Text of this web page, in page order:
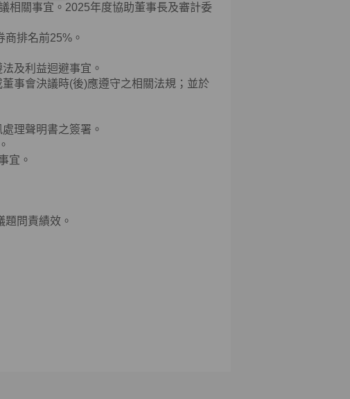
相關事宜。 2025年度協助董事長及審計委
商排名前25% 。
及利益迴避事宜。
事會決議時(後)應遵守之相關法規；並於
理聲明書之簽署。
宜。
問責績效。